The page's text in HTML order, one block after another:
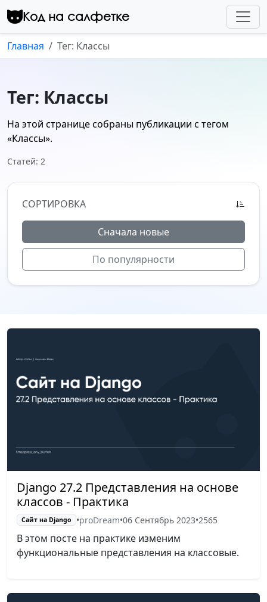
Перейти к контенту
Код на салфетке
Главная Тег: Классы
Тег: Классы
На этой странице собраны публикации с тегом
«Классы».
Статей: 2
СОРТИРОВКА
Сначала новые
По популярности
Django 27.2 Представления на основе
классов - Практика
Сайт на Django •proDream•06 Сентябрь 2023•2565
В этом посте на практике изменим
функциональные представления на классовые.